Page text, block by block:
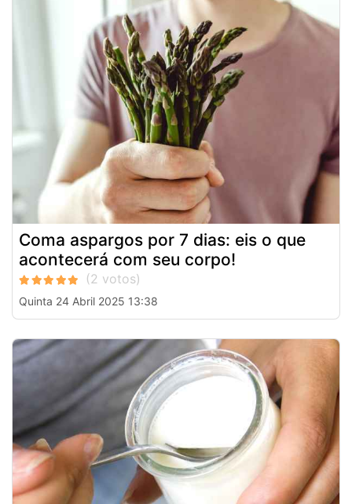
Coma aspargos por 7 dias: eis o que
acontecerá com seu corpo!
Quinta 24 Abril 2025 13:38